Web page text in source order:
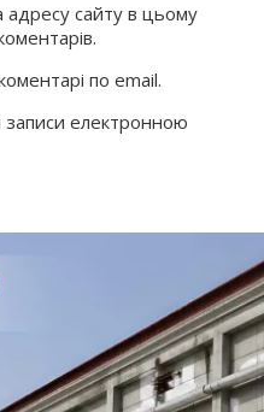
адресу сайту в цьому
по email.
записи електронною